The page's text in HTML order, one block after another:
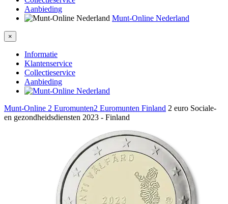
Aanbieding
Munt-Online Nederland
×
Informatie
Klantenservice
Collectieservice
Aanbieding
Munt-Online 2 Euromunten2 Euromunten Finland 2 euro Sociale-
en gezondheidsdiensten 2023 - Finland